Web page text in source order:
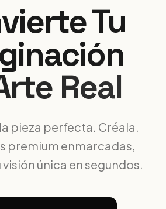
Tu
Real
pieza perfecta. Créala.
premium enmarcadas,
única en segundos.